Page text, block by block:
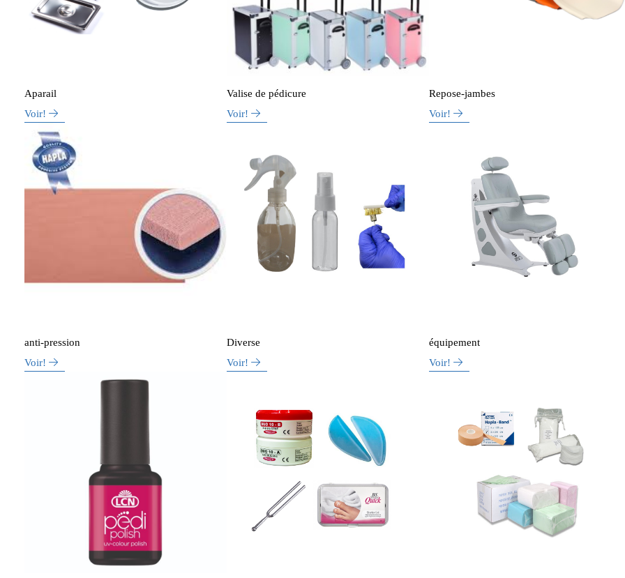
Aparail
Voir!
Valise de pédicure
Voir!
Repose-jambes
Voir!
anti-pression
Voir!
Diverse
Voir!
équipement
Voir!